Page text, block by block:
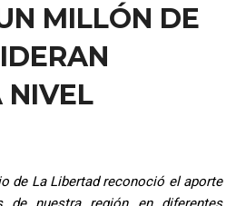
MILLÓN DE
NIVEL
de La Libertad reconoció el aporte